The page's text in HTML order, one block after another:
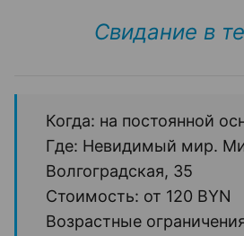
Свидание в
Когда: на постоянной
Где: Невидимый мир.
Волгоградская, 35
Стоимость: от 120 BYN
Возрастные